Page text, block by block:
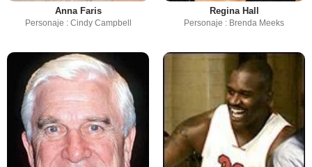
Anna Faris
Personaje : Cindy Campbell
Regina Hall
Personaje : Brenda Meeks